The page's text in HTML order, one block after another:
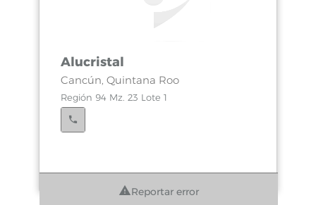
Alucristal
Cancún, Quintana Roo
Región 94 Mz. 23 Lote 1
Reportar error